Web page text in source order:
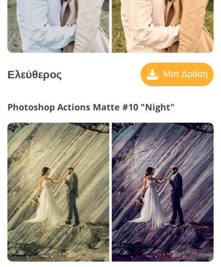
Ελεύθερος Ματ Δράση
Photoshop Actions Matte #10 "Night"